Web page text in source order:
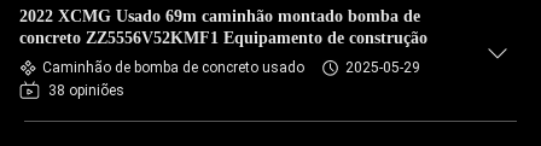
2022 XCMG Usado 69m caminhão montado bomba de
concreto ZZ5556V52KMF1 Equipamento de construção
Caminhão de bomba de concreto usado
2025-05-29
38 opiniões